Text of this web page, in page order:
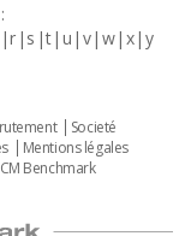
r s t u v w x y
Societé
Mentions légales
Benchmark